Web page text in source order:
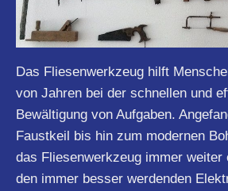
Das Fliesenwerkzeug hilft
von Jahren bei der schnellen und
Bewältigung von Aufgaben.
Faustkeil bis hin zum modernen
das Fliesenwerkzeug immer weiter
den immer besser werdenden